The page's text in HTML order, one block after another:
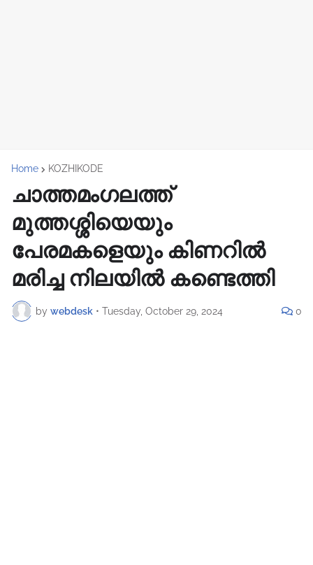
Home KOZHIKODE
ചാത്തമംഗലത്ത്
മുത്തശ്ശിയെയും
പേരമകളെയും കിണറിൽ
മരിച്ച നിലയിൽ കണ്ടെത്തി
by webdesk • Tuesday, October 29, 2024 0